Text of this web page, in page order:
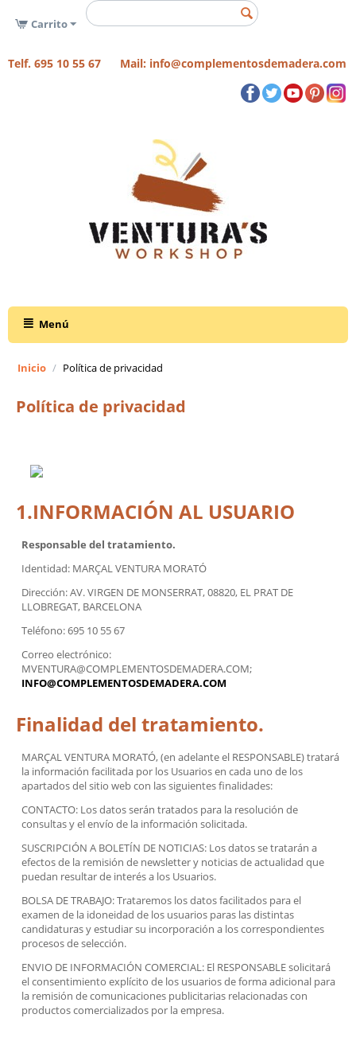
Carrito
Telf. 695 10 55 67 Mail: info@complementosdemadera.com
Menú
Inicio / Política de privacidad
Política de privacidad
1.INFORMACIÓN AL USUARIO
Responsable del tratamiento.
Identidad: MARÇAL VENTURA MORATÓ
Dirección: AV. VIRGEN DE MONSERRAT, 08820, EL PRAT DE
LLOBREGAT, BARCELONA
Teléfono: 695 10 55 67
Correo electrónico:
MVENTURA@COMPLEMENTOSDEMADERA.COM;
INFO@COMPLEMENTOSDEMADERA.COM
Finalidad del tratamiento.
MARÇAL VENTURA MORATÓ, (en adelante el RESPONSABLE) tratará
la información facilitada por los Usuarios en cada uno de los
apartados del sitio web con las siguientes finalidades:
CONTACTO: Los datos serán tratados para la resolución de
consultas y el envío de la información solicitada.
SUSCRIPCIÓN A BOLETÍN DE NOTICIAS: Los datos se tratarán a
efectos de la remisión de newsletter y noticias de actualidad que
puedan resultar de interés a los Usuarios.
BOLSA DE TRABAJO: Trataremos los datos facilitados para el
examen de la idoneidad de los usuarios paras las distintas
candidaturas y estudiar su incorporación a los correspondientes
procesos de selección.
ENVIO DE INFORMACIÓN COMERCIAL: El RESPONSABLE solicitará
el consentimiento explícito de los usuarios de forma adicional para
la remisión de comunicaciones publicitarias relacionadas con
productos comercializados por la empresa.